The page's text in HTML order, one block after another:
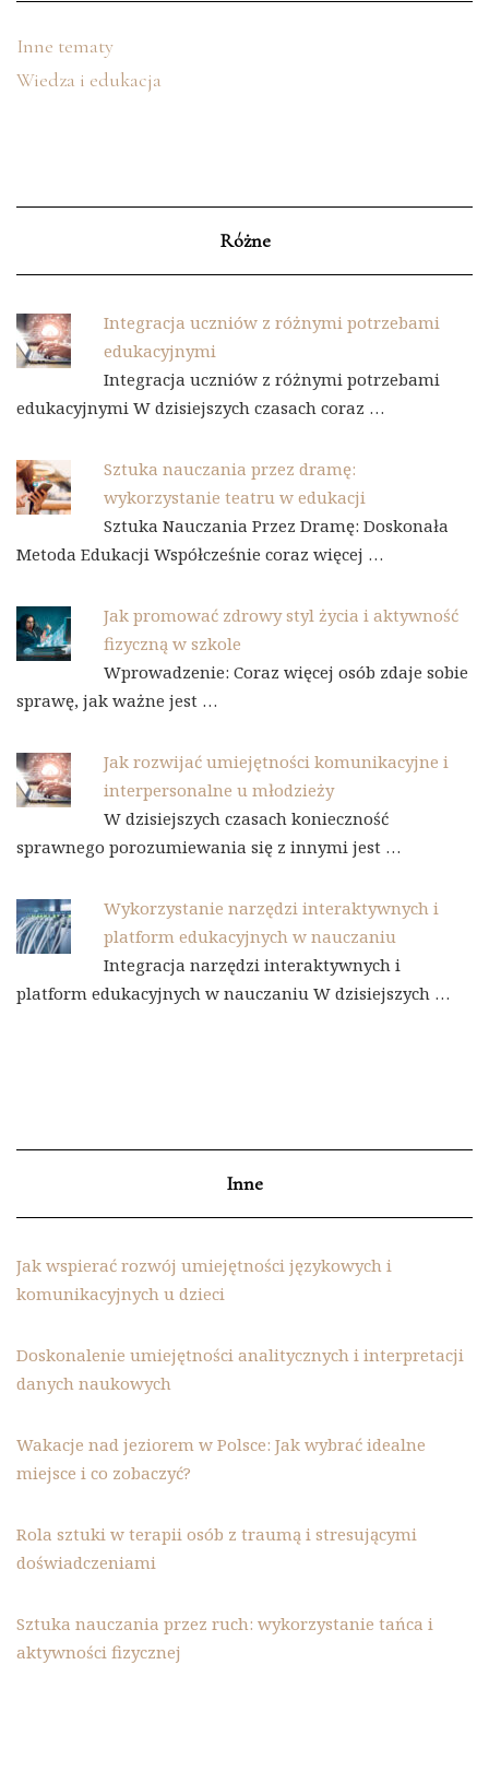
Inne tematy
Wiedza i edukacja
Różne
Integracja uczniów z różnymi potrzebami
edukacyjnymi
Integracja uczniów z różnymi potrzebami
edukacyjnymi W dzisiejszych czasach coraz …
Sztuka nauczania przez dramę:
wykorzystanie teatru w edukacji
Sztuka Nauczania Przez Dramę: Doskonała
Metoda Edukacji Współcześnie coraz więcej …
Jak promować zdrowy styl życia i aktywność
fizyczną w szkole
Wprowadzenie: Coraz więcej osób zdaje sobie
sprawę, jak ważne jest …
Jak rozwijać umiejętności komunikacyjne i
interpersonalne u młodzieży
W dzisiejszych czasach konieczność
sprawnego porozumiewania się z innymi jest …
Wykorzystanie narzędzi interaktywnych i
platform edukacyjnych w nauczaniu
Integracja narzędzi interaktywnych i
platform edukacyjnych w nauczaniu W dzisiejszych …
Inne
Jak wspierać rozwój umiejętności językowych i
komunikacyjnych u dzieci
Doskonalenie umiejętności analitycznych i interpretacji
danych naukowych
Wakacje nad jeziorem w Polsce: Jak wybrać idealne
miejsce i co zobaczyć?
Rola sztuki w terapii osób z traumą i stresującymi
doświadczeniami
Sztuka nauczania przez ruch: wykorzystanie tańca i
aktywności fizycznej